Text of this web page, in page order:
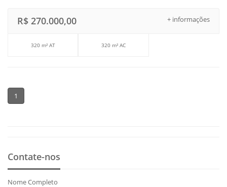
+ informações
R$ 270.000,00
320 m² AT 320 m² AC
1
Contate-nos
Nome Completo